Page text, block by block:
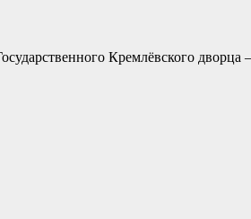
Кремлёвского